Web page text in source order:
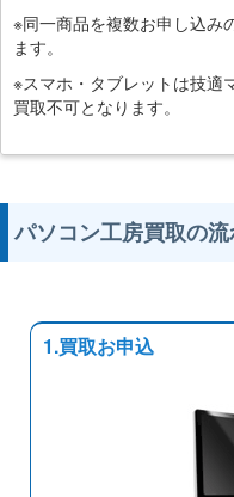
※同一商品を複数お申し込み
ます。
※スマホ・タブレットは技適
買取不可となります。
パソコン工房買取の
1.買取お申込